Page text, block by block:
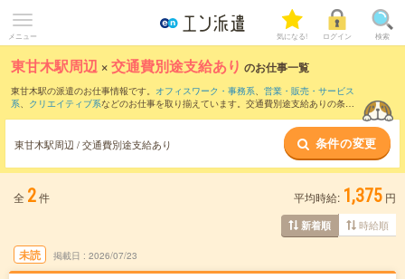
メニュー 気になる! ログイン 検索
東甘木駅周辺 ×交通費別途支給あり のお仕事一覧
東甘木駅の派遣のお仕事情報です。 オフィスワーク・事務系、 営業・販売・サービス
系、 クリエイティブ系などのお仕事を取り揃えています。交通費別途支給ありの条件
東甘木駅周辺 / 交通費別途支給あり 条件の変更
全 2件 平均時給: 1,375 円
新着順 時給順
未読 掲載日 2026/07/23